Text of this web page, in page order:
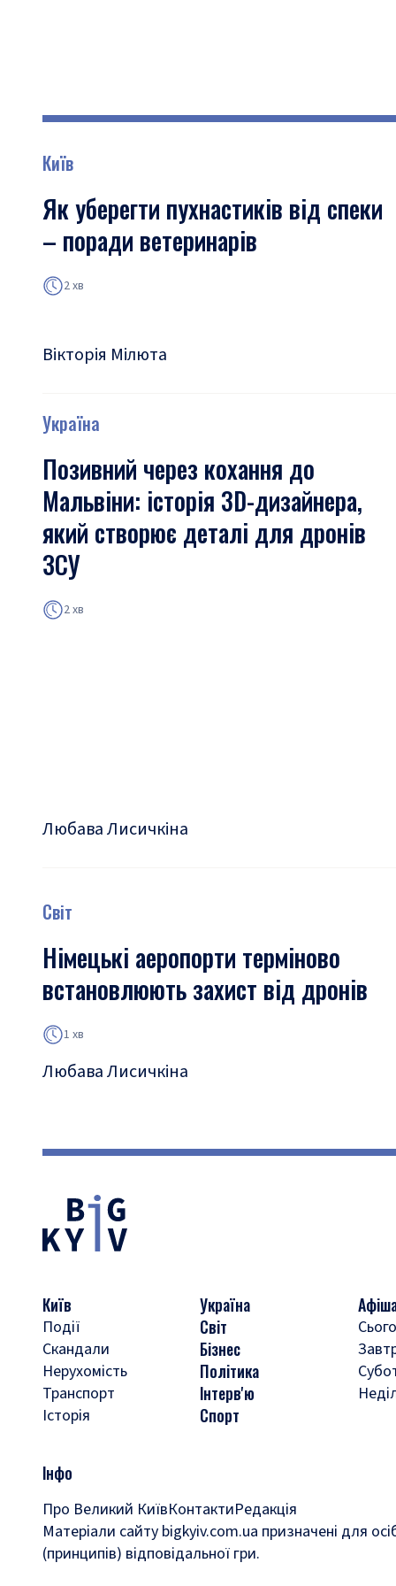
Київ
Як уберегти пухнастиків від спеки
– поради ветеринарів
2 хв
Вікторія Мілюта
Україна
Позивний через кохання до
Мальвіни: історія 3D-дизайнера,
який створює деталі для дронів
ЗСУ
2 хв
Любава Лисичкіна
Світ
Німецькі аеропорти терміново
встановлюють захист від дронів
1 хв
Любава Лисичкіна
Київ
Події
Скандали
Нерухомість
Транспорт
Історія
Україна
Світ
Бізнес
Політика
Інтерв'ю
Спорт
Інфо
Про Великий КиївКонтактиРедакція
Матеріали сайту bigkyiv.com.ua призначені для
(принципів) відповідальної гри.